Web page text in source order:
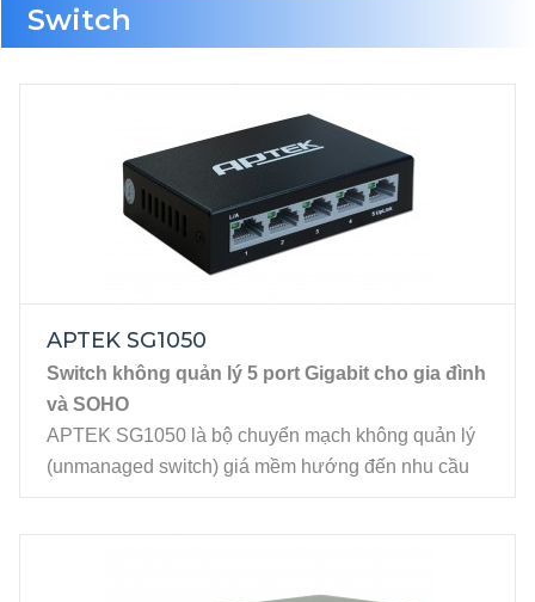
Switch
APTEK SG1050
Switch không quản lý 5 port Gigabit cho gia đình
và SOHO
APTEK SG1050 là bộ chuyển mạch không quản lý
(unmanaged switch) giá mềm hướng đến nhu cầu
phù hợp cho những ai tìm kiếm giải pháp mạng đơn